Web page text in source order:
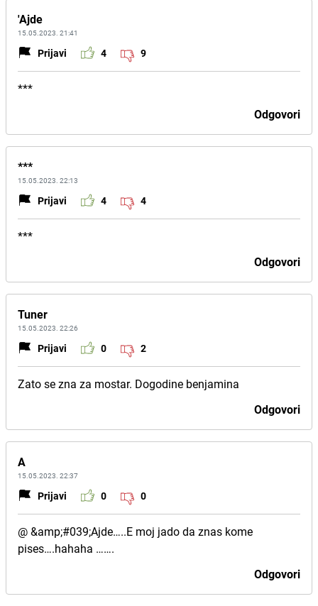
'Ajde
15.05.2023. 21:41
Prijavi 4 9
***
Odgovori
***
15.05.2023. 22:13
Prijavi 4 4
***
Odgovori
Tuner
15.05.2023. 22:26
Prijavi 0 2
Zato se zna za mostar. Dogodine benjamina
Odgovori
A
15.05.2023. 22:37
Prijavi 0 0
@ &amp;#039;Ajde…..E moj jado da znas kome
pises….hahaha …….
Odgovori